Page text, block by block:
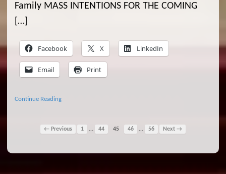
Family MASS INTENTIONS FOR THE COMING
[…]
Facebook X LinkedIn
Email Print
Continue Reading
← Previous 1 … 44 45 46 … 56 Next →